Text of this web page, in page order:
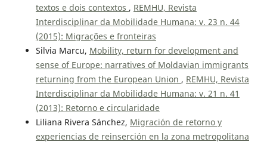
textos e dois contextos , REMHU, Revista
Interdisciplinar da Mobilidade Humana: v. 23 n. 44
(2015): Migrações e fronteiras
Silvia Marcu, Mobility, return for development and
sense of Europe: narratives of Moldavian immigrants
returning from the European Union , REMHU, Revista
Interdisciplinar da Mobilidade Humana: v. 21 n. 41
(2013): Retorno e circularidade
Liliana Rivera Sánchez, Migración de retorno y
experiencias de reinserción en la zona metropolitana